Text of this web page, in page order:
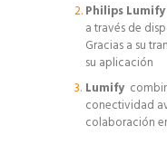
Philips Lumify
a través de
Gracias a su
su aplicación
Lumify
conectividad
colaboración